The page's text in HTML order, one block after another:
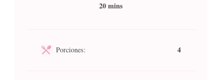
20 mins
Porciones: 4